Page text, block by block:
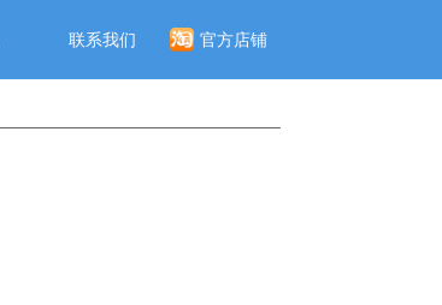
联系我们 官方店铺